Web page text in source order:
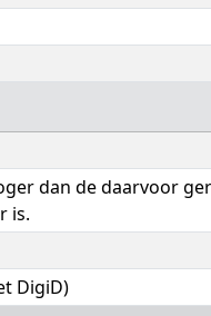
dan de daarvoor
is.
DigiD)